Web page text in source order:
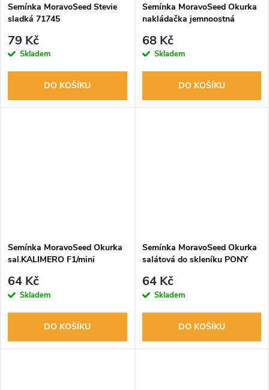
Semínka MoravoSeed Stevie
sladká 71745
79 Kč
Skladem
DO KOŠÍKU
Semínka MoravoSeed Okurka
nakládačka jemnoostná
68 Kč
Skladem
DO KOŠÍKU
Semínka MoravoSeed Okurka
sal.KALIMERO F1/mini
64 Kč
Skladem
DO KOŠÍKU
Semínka MoravoSeed Okurka
salátová do skleníku PONY
64 Kč
Skladem
DO KOŠÍKU